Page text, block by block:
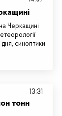
Черкащині
синоптики
тонн
13:31